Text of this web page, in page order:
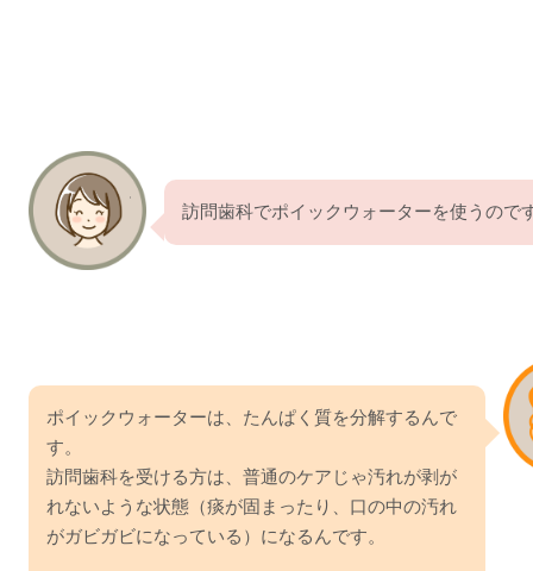
訪問歯科でポイックウォーターを使うので
ポイックウォーターは、たんぱく質を分解するんで
す。
訪問歯科を受ける方は、普通のケアじゃ汚れが剥が
れないような状態（痰が固まったり、口の中の汚れ
がガビガビになっている）になるんです。